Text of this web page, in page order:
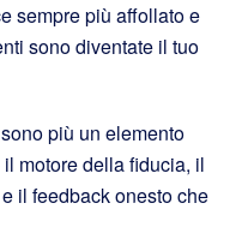
sempre più affollato e
sono diventate il tuo
più un elemento
motore della fiducia, il
il feedback onesto che